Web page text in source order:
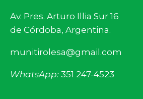
Av. Pres. Arturo Illia Sur
de Córdoba, Argentina.
munitirolesa@gmail.com
WhatsApp: 351 247-4523